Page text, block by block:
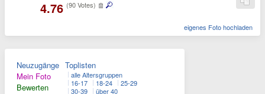
4.76 (90 Votes)
eigenes Foto hochladen
Neuzugänge
Mein Foto
Bewerten
Toplisten
alle Altersgruppen
16-17
18-24
25-29
30-39
über 40